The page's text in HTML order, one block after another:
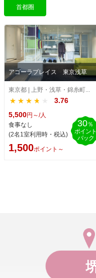
首都圈
アゴーラプレイス 東京浅草
東京都 | 上野・浅草・錦糸町...
★★★★★
★★★★★
3.76
5,500円～/人
食事なし
(2名1室利用時・税込)
1,500ポイント～
30％
ポイント
バック